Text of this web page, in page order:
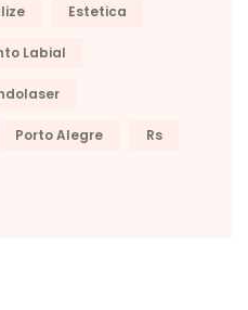
Estetica
Labial
Porto Alegre Rs